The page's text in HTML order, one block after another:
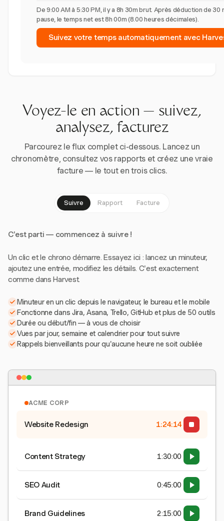
De 9:00 AM à 5:30 PM, il y a 8h 30m brut. Après déduction de 30
pause, le temps net est 8h 00m (8.00 heures décimales).
Suivez votre temps automatiquement avec
Voyez-le en action — suivez,
analysez, facturez
Parcourez le flux complet ci-dessous. Lancez un
chronomètre, consultez vos rapports et créez une vraie
facture — le tout en trois clics.
Suivre Rapport Facture
C'est parti — commencez à suivre !
Un clic et le chrono démarre. Essayez ici : lancez un minuteur,
ajoutez une entrée, modifiez les détails. C'est exactement
comme dans Harvest.
Minuteur en un clic depuis le navigateur, le bureau et le mobile
Fonctionne dans Jira, Asana, Trello, GitHub et plus de 50 outils
Durée ou début/fin — à vous de choisir
Vues par jour, semaine et calendrier pour tout suivre
Rappels bienveillants pour qu'aucune heure ne soit oubliée
ACME CORP
Website Redesign 1:24:15
Content Strategy 1:30:00
SEO Audit 0:45:00
Brand Guidelines 2:15:00